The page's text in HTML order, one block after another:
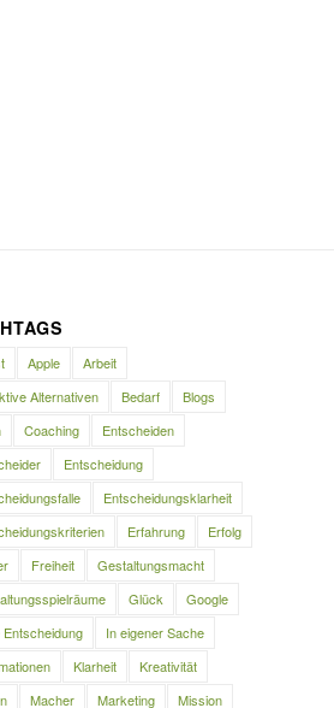
Apple
Arbeit
Alternativen
Bedarf
Blogs
Coaching
Entscheiden
Entscheidung
Entscheidungsklarheit
Erfahrung
Erfolg
Freiheit
Gestaltungsmacht
Glück
Google
In eigener Sache
Klarheit
Kreativität
Macher Marketing Mission